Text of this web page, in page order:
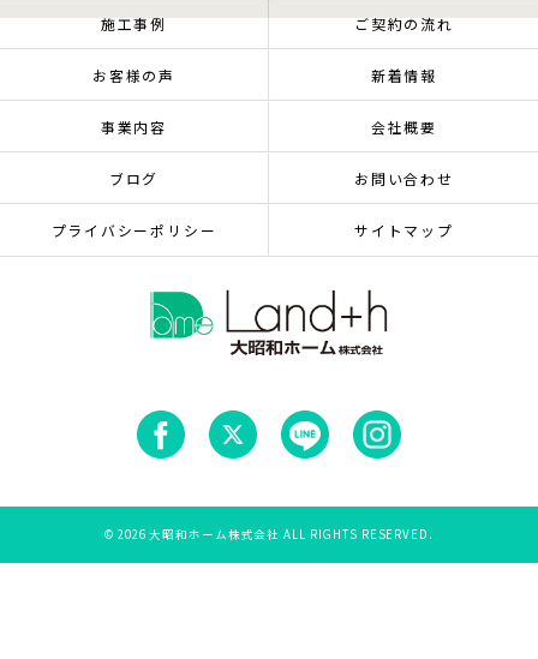
施工事例 ご契約の流れ
お客様の声 新着情報
事業内容 会社概要
ブログ お問い合わせ
プライバシーポリシー サイトマップ
© 2026 大昭和ホーム株式会社 ALL RIGHTS RESERVED.